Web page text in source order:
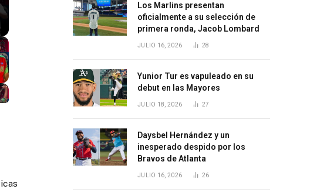
Los Marlins presentan
oficialmente a su selección de
primera ronda, Jacob Lombard
JULIO 16, 2026 28
Yunior Tur es vapuleado en su
debut en las Mayores
JULIO 18, 2026 27
Daysbel Hernández y un
inesperado despido por los
Bravos de Atlanta
JULIO 16, 2026 26